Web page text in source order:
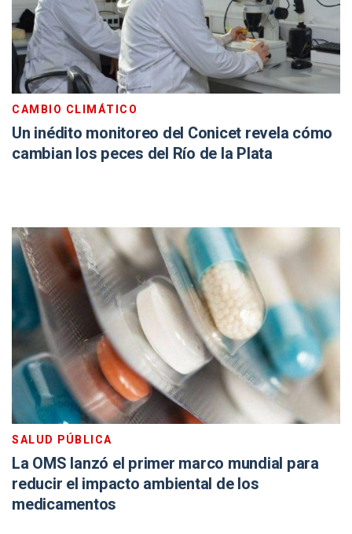
CAMBIO CLIMÁTICO
Un inédito monitoreo del Conicet revela cómo
cambian los peces del Río de la Plata
SALUD PÚBLICA
La OMS lanzó el primer marco mundial para
reducir el impacto ambiental de los
medicamentos